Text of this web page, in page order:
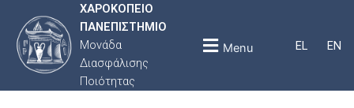
ΧΑΡΟΚΟΠΕΙΟ
ΠΑΝΕΠΙΣΤΗΜΙΟ
Μονάδα
Διασφάλισης
Ποιότητας
EL EN
Menu